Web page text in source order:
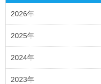
2026年
2025年
2024年
2023年